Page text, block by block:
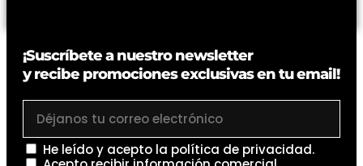
¡Suscríbete a nuestro newsletter
y recibe promociones exclusivas en tu email!
He leído y acepto la política de privacidad.